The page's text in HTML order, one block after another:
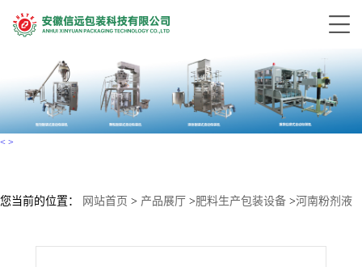
< >
您当前的位置： 网站首页 > 产品展厅 >肥料生产包装设备 >河南粉剂液